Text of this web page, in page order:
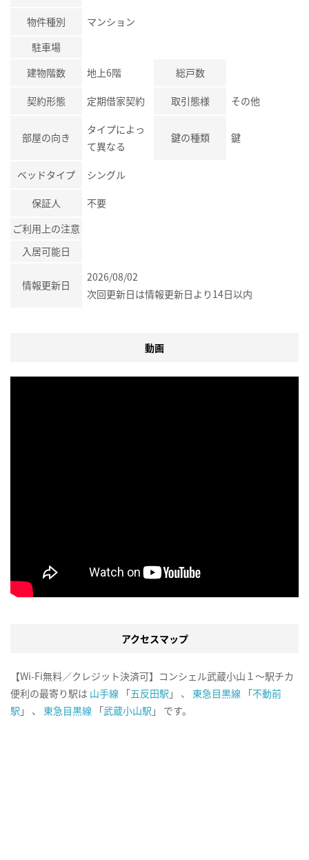
物件種別
マンション
駐車場
建物階数
地上6階 総戸数
契約形態 定期借家契約 取引態様 その他
部屋の向き
タイプによっ
て異なる
鍵の種類 鍵
ベッドタイプ シングル
保証人
不要
ご利用上の注意
入居可能日
情報更新日
2026/08/02
次回更新日は情報更新日より14日以内
動画
アクセスマップ
【Wi-Fi無料／クレジット決済可】コンシェル武蔵小山１～駅チカ
便利の最寄り駅は 山手線 「五反田駅 」 、 東急目黒線 「不動前
駅 」 、 東急目黒線 「武蔵小山駅 」 です。